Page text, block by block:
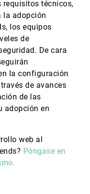
requisitos técnicos,
la adopción
los equipos
de
De cara
la configuración
de avances
de las
adopción en
web al
Póngase en